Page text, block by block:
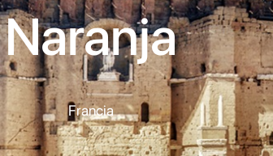
Naranja
Francia